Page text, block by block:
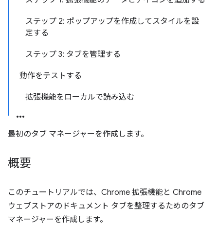
ステップ 2: ポップアップを作成してスタイルを設
定する
ステップ 3: タブを管理する
動作をテストする
拡張機能をローカルで読み込む
最初のタブ マネージャーを作成します。
概要
このチュートリアルでは、Chrome 拡張機能と Chrome
ウェブストアのドキュメント タブを整理するためのタブ
マネージャーを作成します。